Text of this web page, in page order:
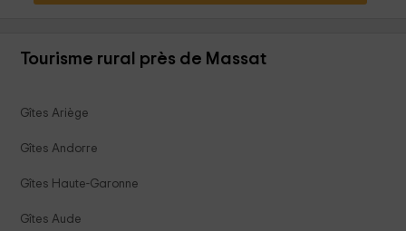
Tourisme rural près de Massat
Gîtes Ariège
Gîtes Andorre
Gîtes Haute-Garonne
Gîtes Aude